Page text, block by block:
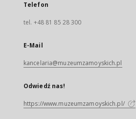
Telefon
tel. +48 81 85 28 300
E-Mail
kancelaria@muzeumzamoyskich.pl
Odwiedź nas!
https://www.muzeumzamoyskich.pl/